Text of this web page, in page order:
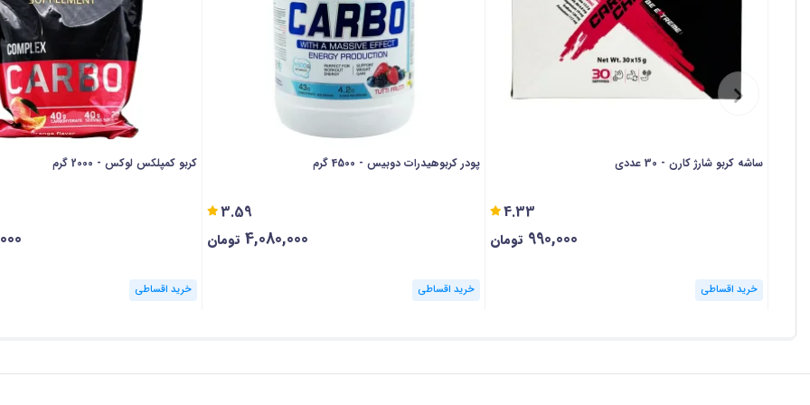
ورزشکار مشکلاتی به وجود می‌ آید. با توجه به اینکه کاهش سطح کربوهیدرات، راندمان فرد را نیز کمتر می‌ کند، قادر
تمرینات سخت و سنگین نخواهد بود. در این شرایط می‌ توان به سراغ مصرف پودر کربوهیدرات رفت.
مهمترین نقش‌ های پودر کربوهیدرات در بدنسازی را می‌ توان بهبود ریکاوری عضلات، کاهش کالری سوزی و پایدار
تستسترون عنوان کرد. با مصرف این مکمل ذخایر گلیکوژن در بدن به میزان نرمال خواهند رسید.
پودر کربوهیدرات را می‌ توان قبل از انجام تمرینات ورزشی و پس از تمرین مصرف کرد. افرادی که قبل از ورزش مکمل
مصرف می‌ کنند نسبت به افرادی که حالت گرسنگی دارند، می‌ توانند با شدت بیشتری تمرینات خود را انجام دهند. با توجه
ساشه کربو شارژ کارن - 30 عددی
4.33
990,000 تومان
خرید اقساطی
پودر کربوهیدرات دوبیس - 4500 گرم
3.59
4,080,000 تومان
خرید اقساطی
کربو کمپلکس لوکس - 2000 گرم
خرید اقساطی